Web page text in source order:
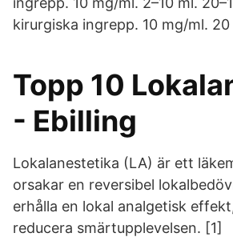
kirurgiska ingrepp. 10 mg/ml.
Topp 10
- Ebilling
Lokalanestetika (LA) är ett
orsakar en reversibel
erhålla en lokal analgetisk
reducera smärtupplevelsen. [1]